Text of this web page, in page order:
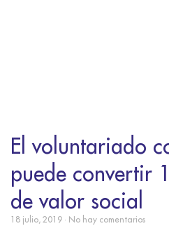
El voluntariado
puede convertir
de valor social
18 julio, 2019 No hay comentarios